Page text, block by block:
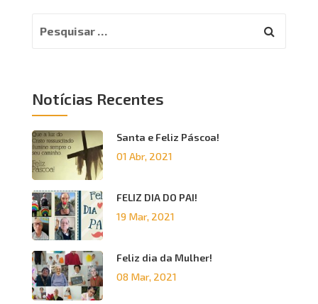
Notícias Recentes
Santa e Feliz Páscoa!
01 Abr, 2021
FELIZ DIA DO PAI!
19 Mar, 2021
Feliz dia da Mulher!
08 Mar, 2021